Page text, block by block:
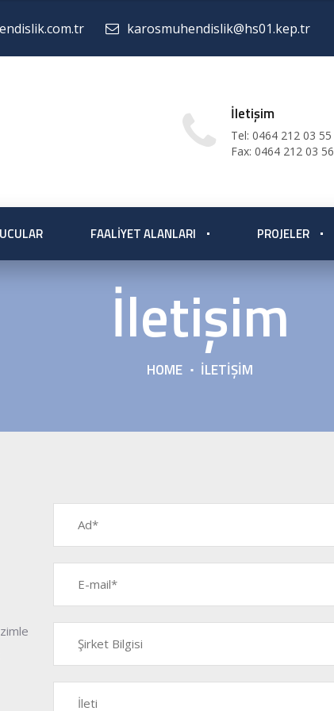
karosmuhendislik@hs01.kep.tr
İletişim
Tel: 0464 212 03 55
Fax: 0464 212 03 56
FAALIYET ALANLARI PROJELER
İletişim
HOME İLETIŞIM